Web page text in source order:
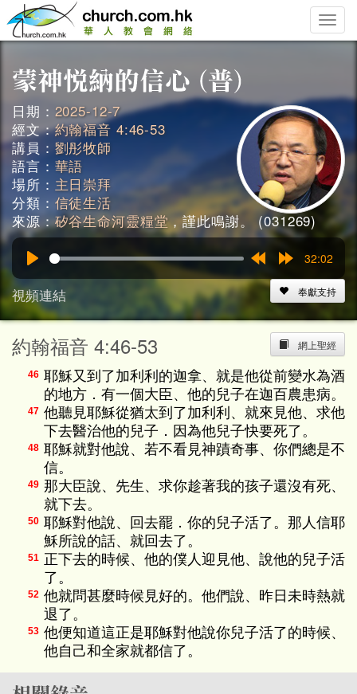
Toggle
日期： 2025-12-7
經文：約翰福音 4:46-53
講員： 劉彤牧師
語言： 華語
場所： 主日崇拜
分類： 信徒生活
來源：矽谷生命河靈糧堂，謹此鳴謝。 (031269)
15s
15s
32:02
視頻連結 奉獻支持
網上聖經
約翰福音 4:46-53
46 耶穌又到了加利利的迦拿、就是他從前變水為酒
的地方．有一個大臣、他的兒子在迦百農患病。
47 他聽見耶穌從猶太到了加利利、就來見他、求他
下去醫治他的兒子．因為他兒子快要死了。
48 耶穌就對他說、若不看見神蹟奇事、你們總是不
信。
49 那大臣說、先生、求你趁著我的孩子還沒有死、
就下去。
50 耶穌對他說、回去罷．你的兒子活了。那人信耶
穌所說的話、就回去了。
51 正下去的時候、他的僕人迎見他、說他的兒子活
了。
52 他就問甚麼時候見好的。他們說、昨日未時熱就
退了。
53 他便知道這正是耶穌對他說你兒子活了的時候、
他自己和全家就都信了。